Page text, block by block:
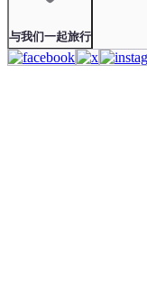
与我们一起旅行